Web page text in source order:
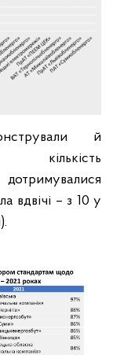
й
кількість
вдвічі – з 10 у